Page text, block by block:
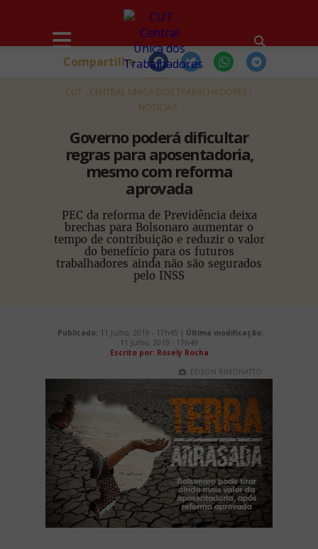
HOME
CUT - CENTRAL ÚNICA DOS TRABALHADORES
NOTÍCIAS
Governo poderá dificultar
regras para aposentadoria,
mesmo com reforma
aprovada
PEC da reforma de Previdência deixa
brechas para Bolsonaro aumentar o
tempo de contribuição e reduzir o valor
do benefício para os futuros
trabalhadores ainda não são segurados
pelo INSS
Compartilhe
Publicado: 11 Julho, 2019 - 17h45 | Última modificação:
11 Julho, 2019 - 17h49
Escrito por: Rosely Rocha
EDSON RIMONATTO